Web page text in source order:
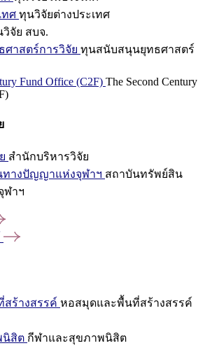
ทศ ทุนวิจัยต่างประเทศ
จัย สบจ.
าสตร์การวิจัย ทุนสนับสนุนยุทธศาสตร์
Fund Office (C2F) The Second Century
สำนักบริหารวิจัย
างปัญญาแห่งจุฬาฯ สถาบันทรัพย์สิน
ฬาฯ
ร้างสรรค์ หอสมุดและพื้นที่สร้างสรรค์
นิสิต กีฬาและสุขภาพนิสิต